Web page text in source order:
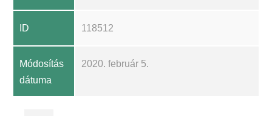
ID 118512
Módosítás
dátuma
2020. február 5.